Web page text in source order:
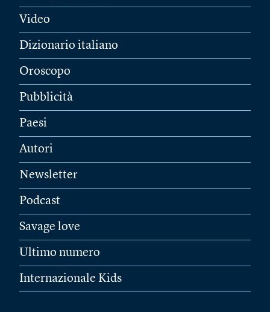
Video
Dizionario italiano
Oroscopo
Pubblicità
Paesi
Autori
Newsletter
Podcast
Savage love
Ultimo numero
Internazionale Kids